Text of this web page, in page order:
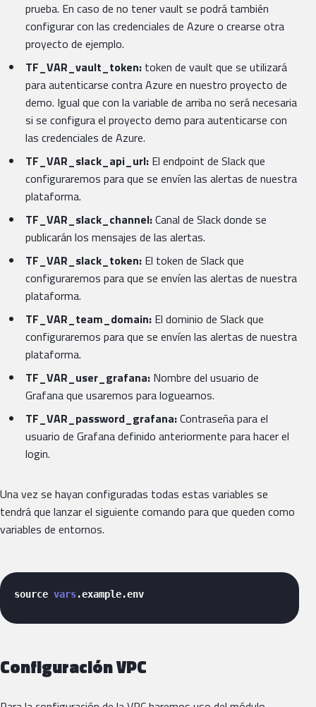
prueba. En caso de no tener vault se podrá también
configurar con las credenciales de Azure o crearse otra
proyecto de ejemplo.
TF_VAR_vault_token: token de vault que se utilizará
para autenticarse contra Azure en nuestro proyecto de
demo. Igual que con la variable de arriba no será necesaria
si se configura el proyecto demo para autenticarse con
las credenciales de Azure.
TF_VAR_slack_api_url: El endpoint de Slack que
configuraremos para que se envíen las alertas de nuestra
plataforma.
TF_VAR_slack_channel:Canal de Slack donde se
publicarán los mensajes de las alertas.
TF_VAR_slack_token: El token de Slack que
configuraremos para que se envíen las alertas de nuestra
plataforma.
TF_VAR_team_domain: El dominio de Slack que
configuraremos para que se envíen las alertas de nuestra
plataforma.
TF_VAR_user_grafana: Nombre del usuario de
Grafana que usaremos para loguearnos.
TF_VAR_password_grafana:Contraseña para el
usuario de Grafana definido anteriormente para hacer el
login.
Una vez se hayan configuradas todas estas variables se
tendrá que lanzar el siguiente comando para que queden como
variables de entornos.
source vars.example.env
Configuración VPC